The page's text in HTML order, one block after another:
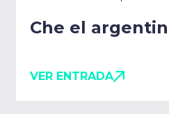
Che el
VER ENTRADA